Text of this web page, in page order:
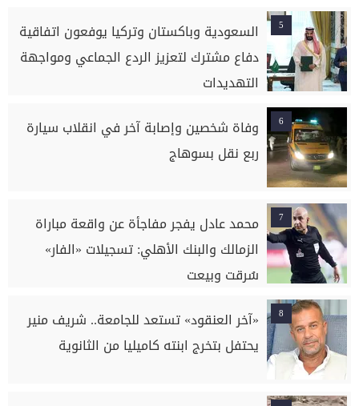
5
السعودية وباكستان وتركيا يوفعون اتفاقية
دفاع مشترك لتعزيز الردع الجماعي ومواجهة
التهديدات
6
وفاة شخصين وإصابة آخر في انقلاب سيارة
ربع نقل بسوهاج
7
محمد عادل يفجر مفاجأة عن واقعة مباراة
الزمالك والبنك الأهلي: تسجيلات «الفار»
سُرقت وبيعت
8
«آخر العنقود» تستعد للجامعة.. شريف منير
يحتفل بتخرج ابنته كاميليا من الثانوية